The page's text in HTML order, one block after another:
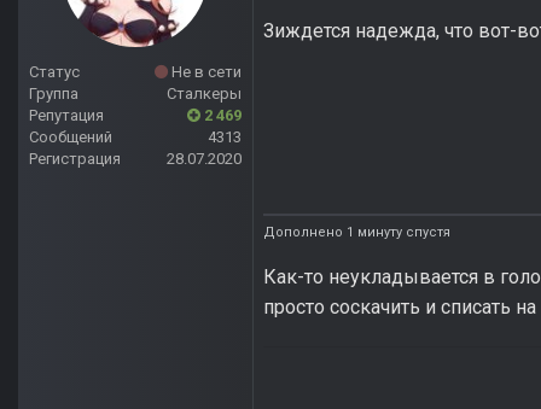
Статус
Не в сети
Группа
Сталкеры
Репутация
2 469
Сообщений
4313
Регистрация
28.07.2020
Зиждется надежда, что вот-
Дополнено 1 минуту спустя
Как-то неукладывается в
просто соскачить и списать